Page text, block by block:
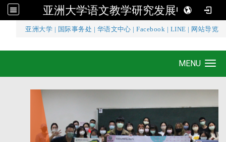
亚洲大学语文教学研究发展中心
亚洲大学 国际事务处 华语文中心 |Facebook LINE 网站导览
亚洲大学语文教学研究发展中心
MENU